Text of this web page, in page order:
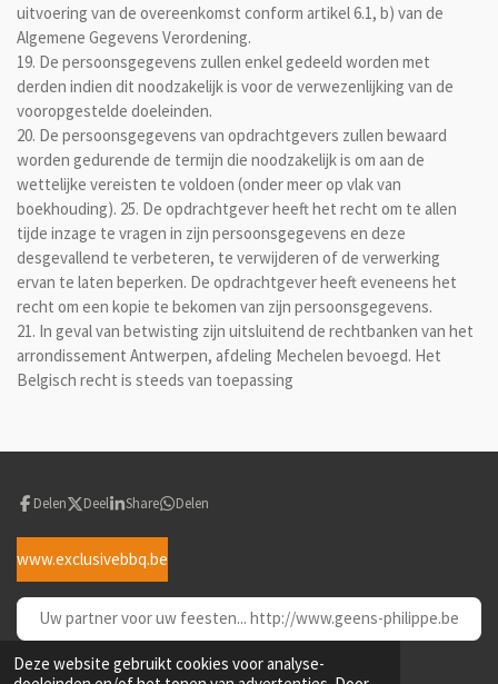
Deze website gebruikt cookies voor analyse-
uitvoering van de overeenkomst conform artikel 6.1, b) van de
Algemene Gegevens Verordening.
19. De persoonsgegevens zullen enkel gedeeld worden met
derden indien dit noodzakelijk is voor de verwezenlijking van de
vooropgestelde doeleinden.
20. De persoonsgegevens van opdrachtgevers zullen bewaard
worden gedurende de termijn die noodzakelijk is om aan de
wettelijke vereisten te voldoen (onder meer op vlak van
boekhouding). 25. De opdrachtgever heeft het recht om te allen
tijde inzage te vragen in zijn persoonsgegevens en deze
desgevallend te verbeteren, te verwijderen of de verwerking
ervan te laten beperken. De opdrachtgever heeft eveneens het
recht om een kopie te bekomen van zijn persoonsgegevens.
21. In geval van betwisting zijn uitsluitend de rechtbanken van het
arrondissement Antwerpen, afdeling Mechelen bevoegd. Het
Belgisch recht is steeds van toepassing
Delen Deel Share Delen
www.exclusivebbq.be
Uw partner voor uw feesten... http://www.geens-philippe.be
Powered by JouwWeb